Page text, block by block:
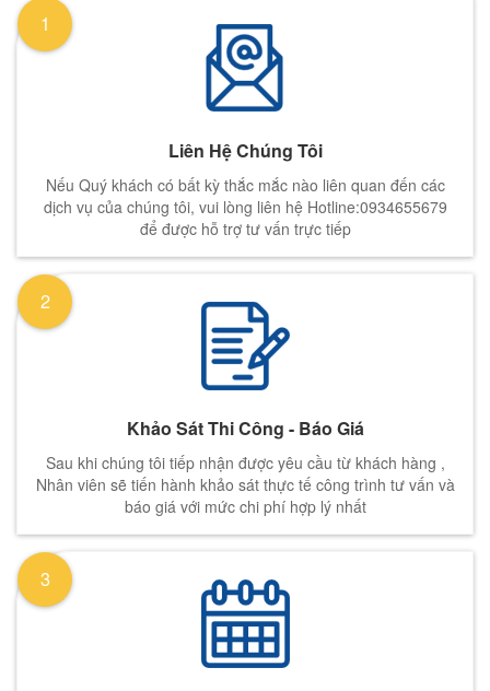
Liên Hệ Chúng Tôi
Nếu Quý khách có bất kỳ thắc mắc nào liên quan đến các
dịch vụ của chúng tôi, vui lòng liên hệ Hotline:0934655679
để được hỗ trợ tư vấn trực tiếp
1
Khảo Sát Thi Công - Báo Giá
Sau khi chúng tôi tiếp nhận được yêu cầu từ khách hàng ,
Nhân viên sẽ tiến hành khảo sát thực tế công trình tư vấn và
báo giá với mức chi phí hợp lý nhất
2
3